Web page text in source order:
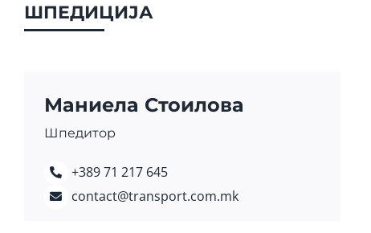
ШПЕДИЦИЈА
Маниела Стоилова
Шпедитор
+389 71 217 645
contact@transport.com.mk